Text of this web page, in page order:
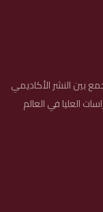
بين النشر الأكاديمي
العليا في العالم